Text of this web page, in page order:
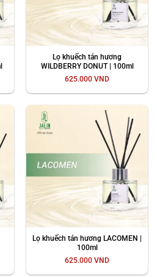
Lọ khuếch tán hương
WILDBERRY DONUT | 100ml
625.000 VND
Lọ khuếch tán hương LACOMEN |
100ml
625.000 VND